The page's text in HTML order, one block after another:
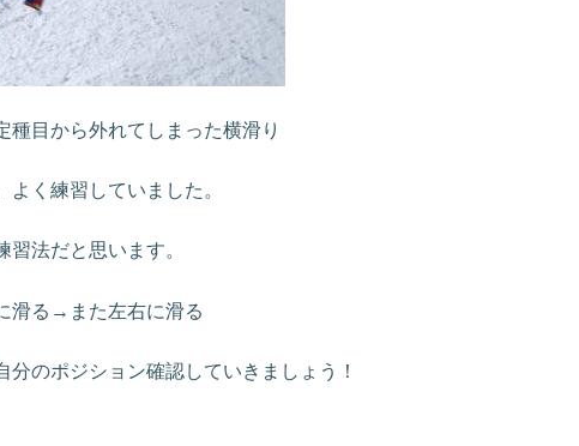
種目から外れてしまった横滑り
く練習していました。
法だと思います。
滑る→また左右に滑る
のポジション確認していきましょう！